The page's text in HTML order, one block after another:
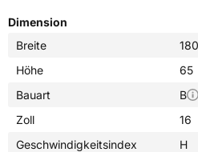
Dimension
Breite
180
Höhe
65
Bauart
B
Zoll
16
Geschwindigkeitsindex
H